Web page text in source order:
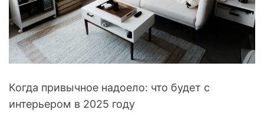
Когда привычное надоело: что будет с
интерьером в 2025 году